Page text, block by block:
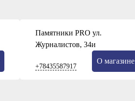
Памятники PRO ул.
Журналистов, 34и
+78435587917
О магазине